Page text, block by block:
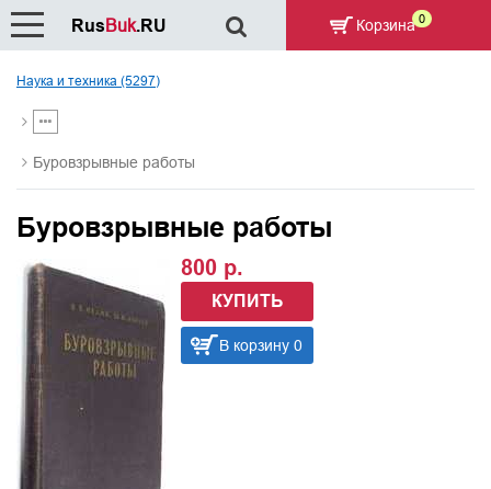
Наука и техника (5297)
Буровзрывные работы
Буровзрывные работы
800 р.
КУПИТЬ
В корзину 0
RusBuk.RU Корзина 0